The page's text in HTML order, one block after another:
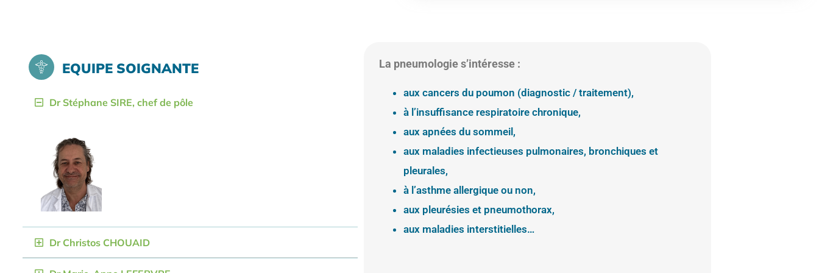
EQUIPE SOIGNANTE
Dr Stéphane SIRE, chef de pôle
Dr Christos CHOUAID
La pneumologie s’intéresse :
aux cancers du poumon (diagnostic / traitement),
à l’insuffisance respiratoire chronique,
aux apnées du sommeil,
aux maladies infectieuses pulmonaires, bronchiques et
pleurales,
à l’asthme allergique ou non,
aux pleurésies et pneumothorax,
aux maladies interstitielles…